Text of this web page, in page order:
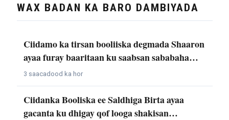
WAX BADAN KA BARO DAMBIYADA
Ciidamo ka tirsan booliiska degmada Shaaron
ayaa furay baaritaan ku saabsan sababaha…
3 saacadood ka hor
Ciidanka Booliska ee Saldhiga Birta ayaa
gacanta ku dhigay qof looga shakisan…